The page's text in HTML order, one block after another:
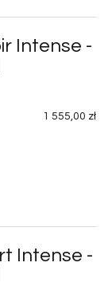
Intense -
1 555,00 zł
Intense -